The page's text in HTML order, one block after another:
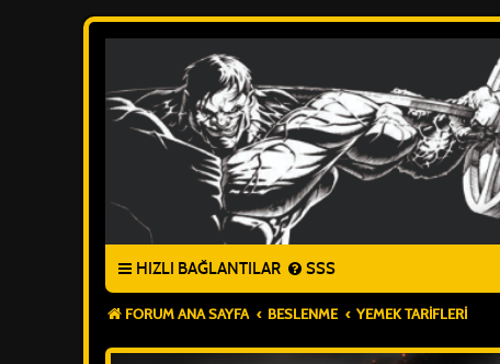
HIZLI BAĞLANTILAR SSS
FORUM ANA SAYFA BESLENME YEMEK TARIFLERI